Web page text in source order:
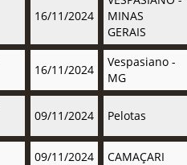
16/11/2024
MINAS
GERAIS
16/11/2024
Vespasiano -
MG
09/11/2024 Pelotas
09/11/2024 CAMAÇARI